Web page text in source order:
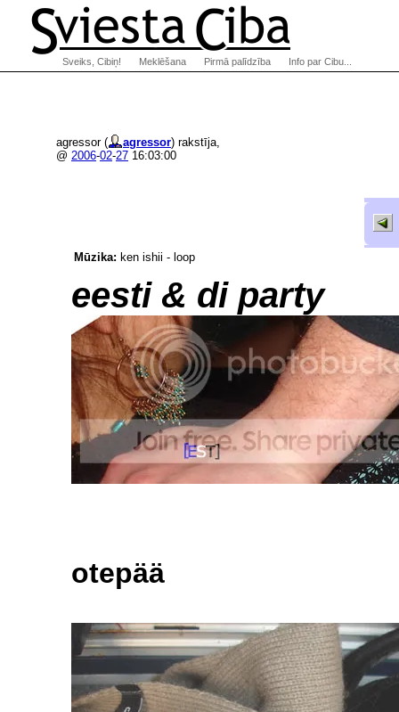
agressor ( agressor) rakstīja,
@ 2006-02-27 16:03:00
Mūzika: ken ishii - loop
eesti & di party
otepää
Sveiks, Cibiņ! Meklēšana Pirmā palīdzība Info par Cibu...